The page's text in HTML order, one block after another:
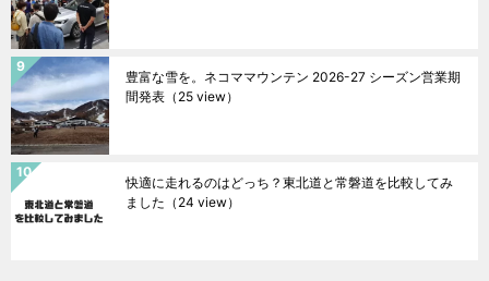
豊富な雪を。ネコママウンテン 2026-27 シーズン営業期
間発表 （25 view）
快適に走れるのはどっち？東北道と常磐道を比較してみ
ました （24 view）